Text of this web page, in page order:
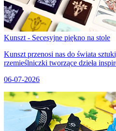
Kunszt - Secesyjne piękno na stole
Kunszt przenosi nas do świata
rzemieślniczki tworzące dzieła
06-07-2026